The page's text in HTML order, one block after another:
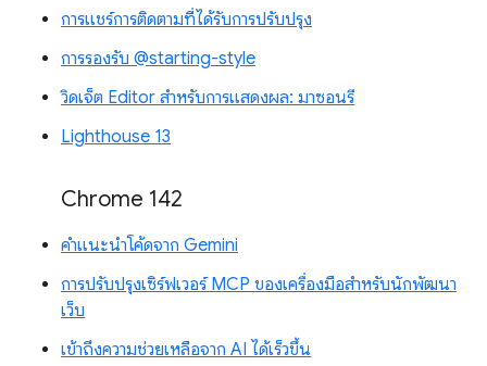
การแชร์การติดตามที่ได้รับการปรับปรุง
การรองรับ @starting-style
วิดเจ็ต Editor สำหรับการแสดงผล: มาซอนรี
Lighthouse 13
Chrome 142
คำแนะนำโค้ดจาก Gemini
การปรับปรุงเซิร์ฟเวอร์ MCP ของเครื่องมือสำหรับนักพัฒนา
เว็บ
เข้าถึงความช่วยเหลือจาก AI ได้เร็วขึ้น